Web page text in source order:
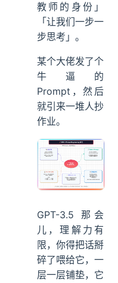
教师的身份」
「让我们一步一
步思考」。
某个大佬发了个
牛逼的
Prompt，然后
就引来一堆人抄
作业。
GPT-3.5 那会
儿，理解力有
限，你得把话掰
碎了喂给它，一
层一层铺垫，它